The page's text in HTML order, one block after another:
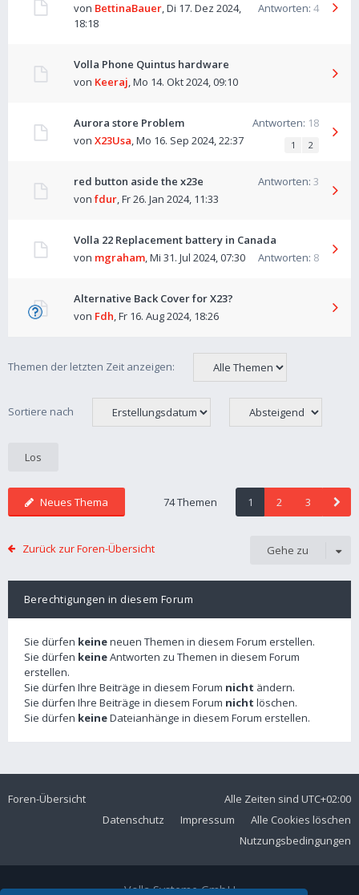
Antworten: 4
von BettinaBauer,Di 17. Dez 2024,
18:18
Volla Phone Quintus hardware
von Keeraj,Mo 14. Okt 2024, 09:10
Aurora store Problem Antworten: 18
von X23Usa,Mo 16. Sep 2024, 22:37 1 2
red button aside the x23e Antworten: 3
von fdur,Fr 26. Jan 2024, 11:33
Volla 22 Replacement battery in Canada
Antworten: 8
von mgraham,Mi 31. Jul 2024, 07:30
Alternative Back Cover for X23?
von Fdh,Fr 16. Aug 2024, 18:26
Themen der letzten Zeit anzeigen:
Sortiere nach
Neues Thema 74 Themen 1 2 3
Zurück zur Foren-Übersicht Gehe zu
Berechtigungen in diesem Forum
Sie dürfen keineneuen Themen in diesem Forum erstellen.
Sie dürfen keineAntworten zu Themen in diesem Forum
erstellen.
Sie dürfen Ihre Beiträge in diesem Forum nicht ändern.
Sie dürfen Ihre Beiträge in diesem Forum nicht löschen.
Sie dürfen keineDateianhänge in diesem Forum erstellen.
Foren-Übersicht Alle Zeiten sind UTC+02:00
Alle Cookies löschen
Impressum
Datenschutz
Nutzungsbedingungen
Volla Systeme GmbH